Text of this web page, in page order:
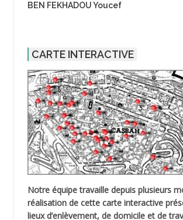
BEN FEKHADOU Youcef
CARTE INTERACTIVE
Notre équipe travaille depuis plusieurs
réalisation de cette carte interactive
lieux d’enlèvement, de domicile et de